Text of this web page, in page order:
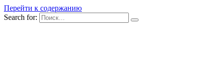
Перейти к содержанию
Search for: